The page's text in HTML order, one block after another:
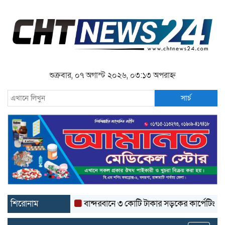
শুক্রবার, ০৭ অগাস্ট ২০২৬, ০৩:১৩ অপরাহ্ন
সার্চ
শিরোনাম বান্দরবানে ৩ কোটি টাকার সড়কের কার্পেটিং উঠে যাচ্ছে